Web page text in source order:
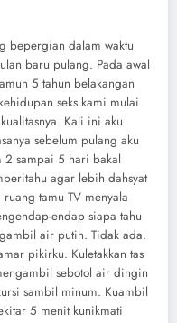
bepergian dalam waktu
baru pulang. Pada awal
5 tahun belakangan
seks kami mulai
Kali ini aku
sebelum pulang aku
2 sampai 5 hari bakal
agar lebih dahsyat
tamu TV menyala
endap siapa tahu
air putih. Tidak ada.
pikirku. Kuletakkan tas
sebotol air dingin
sambil minum. Kuambil
5 menit kunikmati